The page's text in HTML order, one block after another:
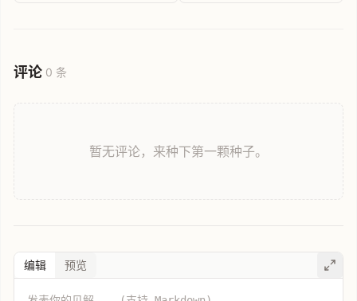
评论 0 条
暂无评论，来种下第一颗种子。
编辑 预览